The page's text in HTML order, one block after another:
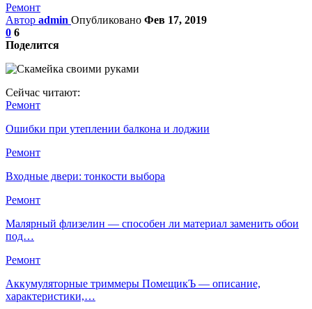
Ремонт
Автор admin Опубликовано Фев 17, 2019
0 6
Поделится
Сейчас читают:
Ремонт
Ошибки при утеплении балкона и лоджии
Ремонт
Входные двери: тонкости выбора
Ремонт
Малярный флизелин — способен ли материал заменить обои
под…
Ремонт
Аккумуляторные триммеры ПомещикЪ — описание,
характеристики,…